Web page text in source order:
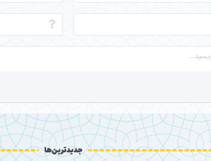
جدیدترین‌ها